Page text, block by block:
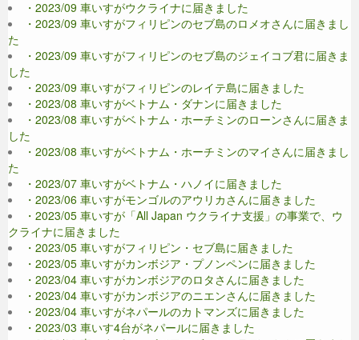
・2023/09 車いすがウクライナに届きました
・2023/09 車いすがフィリピンのセブ島のロメオさんに届きまし
た
・2023/09 車いすがフィリピンのセブ島のジェイコブ君に届きま
した
・2023/09 車いすがフィリピンのレイテ島に届きました
・2023/08 車いすがベトナム・ダナンに届きました
・2023/08 車いすがベトナム・ホーチミンのローンさんに届きま
した
・2023/08 車いすがベトナム・ホーチミンのマイさんに届きまし
た
・2023/07 車いすがベトナム・ハノイに届きました
・2023/06 車いすがモンゴルのアウリカさんに届きました
・2023/05 車いすが「All Japan ウクライナ支援」の事業で、ウ
クライナに届きました
・2023/05 車いすがフィリピン・セブ島に届きました
・2023/05 車いすがカンボジア・プノンペンに届きました
・2023/04 車いすがカンボジアのロタさんに届きました
・2023/04 車いすがカンボジアのニエンさんに届きました
・2023/04 車いすがネパールのカトマンズに届きました
・2023/03 車いす4台がネパールに届きました